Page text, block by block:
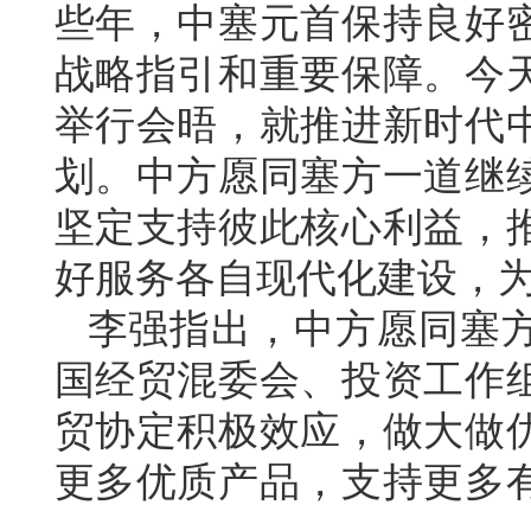
些年，中塞元首保持良好
战略指引和重要保障。今
举行会晤，就推进新时代
划。中方愿同塞方一道继
坚定支持彼此核心利益，
好服务各自现代化建设，
李强指出，中方愿同塞
国经贸混委会、投资工作
贸协定积极效应，做大做
更多优质产品，支持更多